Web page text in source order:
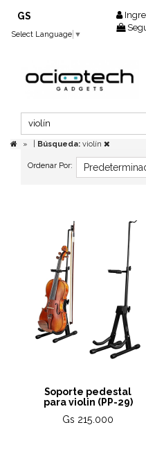
GS
Select Language ▼
Búsqueda: violín
Ordenar Por:
Soporte pedestal
para violin (PP-29)
Gs 215.000